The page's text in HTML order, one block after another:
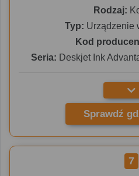
Rodzaj:
Typ: Urządzenie
Kod
Seria: Deskjet Ink
Sprawdź
7